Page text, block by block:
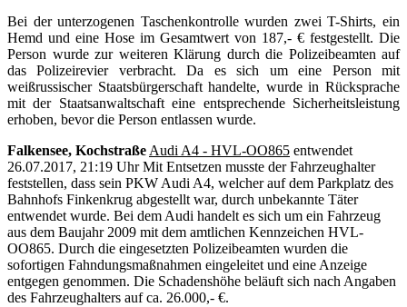
Bei der unterzogenen Taschenkontrolle wurden zwei T-Shirts, ein
Hemd und eine Hose im Gesamtwert von 187,- € festgestellt. Die
Person wurde zur weiteren Klärung durch die Polizeibeamten auf
das Polizeirevier verbracht. Da es sich um eine Person mit
weißrussischer Staatsbürgerschaft handelte, wurde in Rücksprache
mit der Staatsanwaltschaft eine entsprechende Sicherheitsleistung
erhoben, bevor die Person entlassen wurde.
Falkensee, Kochstraße Audi A4 - HVL-OO865 entwendet
26.07.2017, 21:19 Uhr Mit Entsetzen musste der Fahrzeughalter
feststellen, dass sein PKW Audi A4, welcher auf dem Parkplatz des
Bahnhofs Finkenkrug abgestellt war, durch unbekannte Täter
entwendet wurde. Bei dem Audi handelt es sich um ein Fahrzeug
aus dem Baujahr 2009 mit dem amtlichen Kennzeichen HVL-
OO865. Durch die eingesetzten Polizeibeamten wurden die
sofortigen Fahndungsmaßnahmen eingeleitet und eine Anzeige
entgegen genommen. Die Schadenshöhe beläuft sich nach Angaben
des Fahrzeughalters auf ca. 26.000,- €.